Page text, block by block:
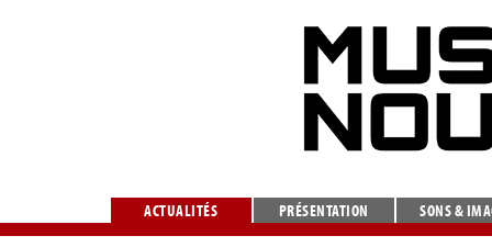
ACTUALITÉS PRÉSENTATION SONS &